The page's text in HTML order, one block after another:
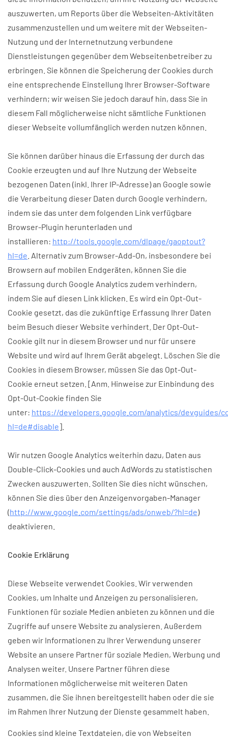
auszuwerten, um Reports über die Webseiten-Aktivitäten
zusammenzustellen und um weitere mit der Webseiten-
Nutzung und der Internetnutzung verbundene
Dienstleistungen gegenüber dem Webseitenbetreiber zu
erbringen. Sie können die Speicherung der Cookies durch
eine entsprechende Einstellung Ihrer Browser-Software
verhindern; wir weisen Sie jedoch darauf hin, dass Sie in
diesem Fall möglicherweise nicht sämtliche Funktionen
dieser Webseite vollumfänglich werden nutzen können.
Sie können darüber hinaus die Erfassung der durch das
Cookie erzeugten und auf Ihre Nutzung der Webseite
bezogenen Daten (inkl. Ihrer IP-Adresse) an Google sowie
die Verarbeitung dieser Daten durch Google verhindern,
indem sie das unter dem folgenden Link verfügbare
Browser-Plugin herunterladen und
installieren: http://tools.google.com/dlpage/gaoptout?
hl=de . Alternativ zum Browser-Add-On, insbesondere bei
Browsern auf mobilen Endgeräten, können Sie die
Erfassung durch Google Analytics zudem verhindern,
indem Sie auf diesen Link klicken. Es wird ein Opt-Out-
Cookie gesetzt, das die zukünftige Erfassung Ihrer Daten
beim Besuch dieser Website verhindert. Der Opt-Out-
Cookie gilt nur in diesem Browser und nur für unsere
Website und wird auf Ihrem Gerät abgelegt. Löschen Sie die
Cookies in diesem Browser, müssen Sie das Opt-Out-
Cookie erneut setzen. [Anm. Hinweise zur Einbindung des
Opt-Out-Cookie finden Sie
unter: https://developers.google.com/analytics/devguides/
hl=de#disable].
Wir nutzen Google Analytics weiterhin dazu, Daten aus
Double-Click-Cookies und auch AdWords zu statistischen
Zwecken auszuwerten. Sollten Sie dies nicht wünschen,
können Sie dies über den Anzeigenvorgaben-Manager
(http://www.google.com/settings/ads/onweb/?hl=de)
deaktivieren.
Cookie Erklärung
Diese Webseite verwendet Cookies. Wir verwenden
Cookies, um Inhalte und Anzeigen zu personalisieren,
Funktionen für soziale Medien anbieten zu können und die
Zugriffe auf unsere Website zu analysieren. Außerdem
geben wir Informationen zu Ihrer Verwendung unserer
Website an unsere Partner für soziale Medien, Werbung und
Analysen weiter. Unsere Partner führen diese
Informationen möglicherweise mit weiteren Daten
zusammen, die Sie ihnen bereitgestellt haben oder die sie
im Rahmen Ihrer Nutzung der Dienste gesammelt haben.
Cookies sind kleine Textdateien, die von Webseiten